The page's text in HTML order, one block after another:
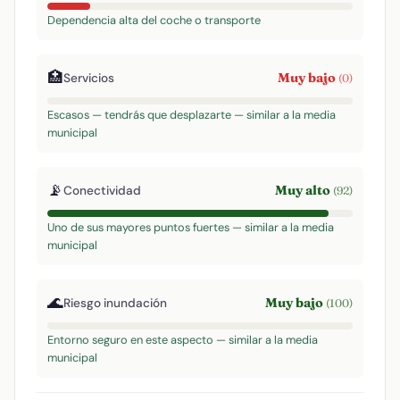
Dependencia alta del coche o transporte
🏥Servicios Muy bajo (0)
Escasos — tendrás que desplazarte — similar a la media
municipal
📡Conectividad Muy alto (92)
Uno de sus mayores puntos fuertes — similar a la media
municipal
🌊Riesgo inundación Muy bajo (100)
Entorno seguro en este aspecto — similar a la media
municipal